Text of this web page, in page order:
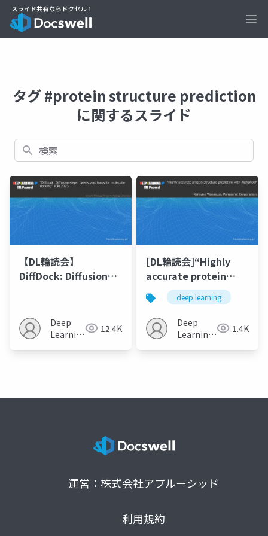
タグ #protein structure prediction
に関するスライド
検索
【DL輪読会】
DiffDock: Diffusion
DockingDeep
Learning
12.4K
[DL輪読会]“Highly
accurate protein
structure prediction
with AlphaFold”
deep learning
Deep
Learning
1.4K
運営：株式会社アプルーシッド
利用規約